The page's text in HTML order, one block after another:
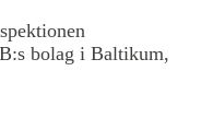
bolag i Baltikum,